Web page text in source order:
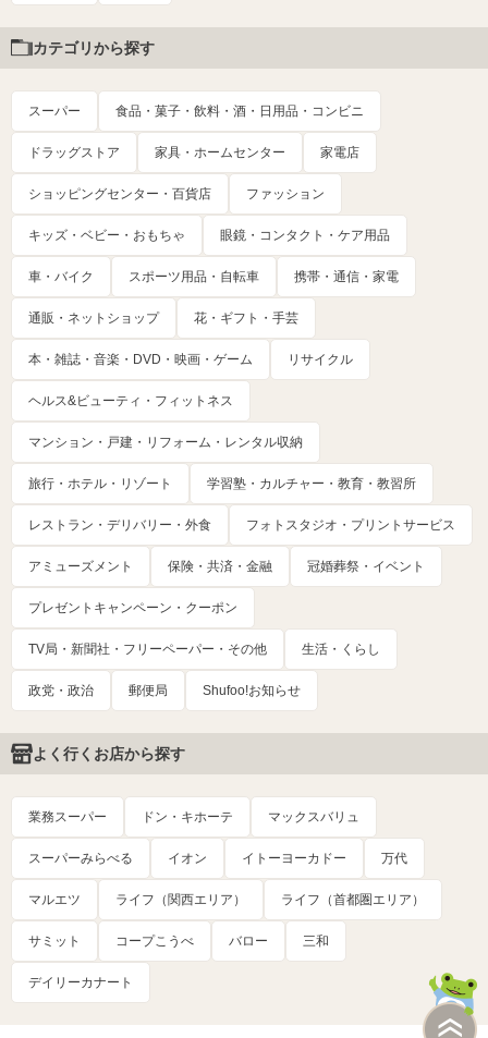
カテゴリから探す
スーパー 食品・菓子・飲料・酒・日用品・コンビニ
ドラッグストア 家具・ホームセンター 家電店
ショッピングセンター・百貨店 ファッション
キッズ・ベビー・おもちゃ 眼鏡・コンタクト・ケア用品
車・バイク スポーツ用品・自転車 携帯・通信・家電
通販・ネットショップ 花・ギフト・手芸
本・雑誌・音楽・DVD・映画・ゲーム リサイクル
ヘルス&ビューティ・フィットネス
マンション・戸建・リフォーム・レンタル収納
旅行・ホテル・リゾート 学習塾・カルチャー・教育・教習所
レストラン・デリバリー・外食 フォトスタジオ・プリントサービス
アミューズメント 保険・共済・金融 冠婚葬祭・イベント
プレゼントキャンペーン・クーポン
TV局・新聞社・フリーペーパー・その他 生活・くらし
政党・政治 郵便局 Shufoo!お知らせ
よく行くお店から探す
業務スーパー ドン・キホーテ マックスバリュ
スーパーみらべる イオン イトーヨーカドー 万代
マルエツ ライフ（関西エリア） ライフ（首都圏エリア）
サミット コープこうべ バロー 三和
デイリーカナート